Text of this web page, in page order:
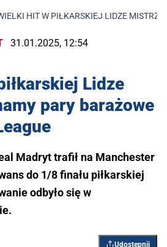
HIT W PIŁKARSKIEJ LIDZE
31.01.2025, 12:54
Lidze
pary barażowe
Madryt trafił na Manchester
do 1/8 finału piłkarskiej
odbyło się w
Udostępnij